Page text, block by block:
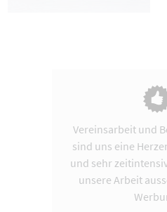
Vereinsarbeit und
sind uns eine
und sehr
unsere Arbeit